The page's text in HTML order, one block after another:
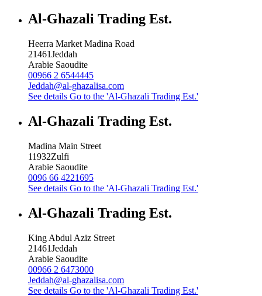
Al-Ghazali Trading Est.
Heerra Market Madina Road
21461Jeddah
Arabie Saoudite
00966 2 6544445
Jeddah@al-ghazalisa.com
See details Go to the 'Al-Ghazali Trading Est.'
Al-Ghazali Trading Est.
Madina Main Street
11932Zulfi
Arabie Saoudite
0096 66 4221695
See details Go to the 'Al-Ghazali Trading Est.'
Al-Ghazali Trading Est.
King Abdul Aziz Street
21461Jeddah
Arabie Saoudite
00966 2 6473000
Jeddah@al-ghazalisa.com
See details Go to the 'Al-Ghazali Trading Est.'